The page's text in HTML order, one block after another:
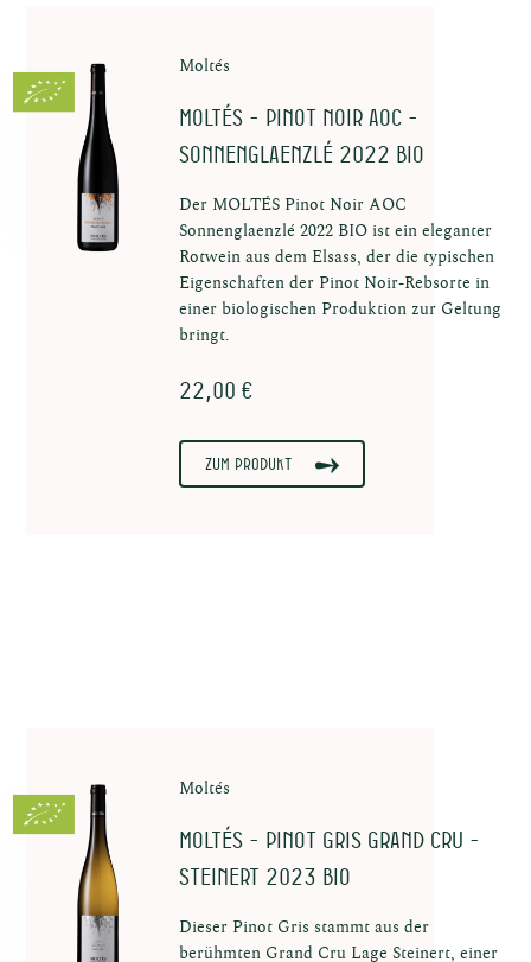
in
uns
Moltés
MOLTÉS - Pinot Noir AOC -
Sonnenglaenzlé 2022 BIO
Der MOLTÉS Pinot Noir AOC
Sonnenglaenzlé 2022 BIO ist ein eleganter
Rotwein aus dem Elsass, der die typischen
Eigenschaften der Pinot Noir-Rebsorte in
einer biologischen Produktion zur Geltung
bringt.
22,00 €
Zum Produkt
Moltés
MOLTÉS - Pinot Gris Grand Cru -
Steinert 2023 BIO
Dieser Pinot Gris stammt aus der
berühmten Grand Cru Lage Steinert, einer